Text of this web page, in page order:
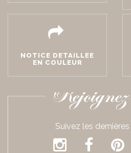
NOTICE DETAILLEE
EN COULEUR
Suivez les